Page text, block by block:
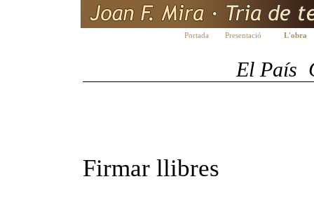
Portada Presentació L'obra
El País
Firmar llibres